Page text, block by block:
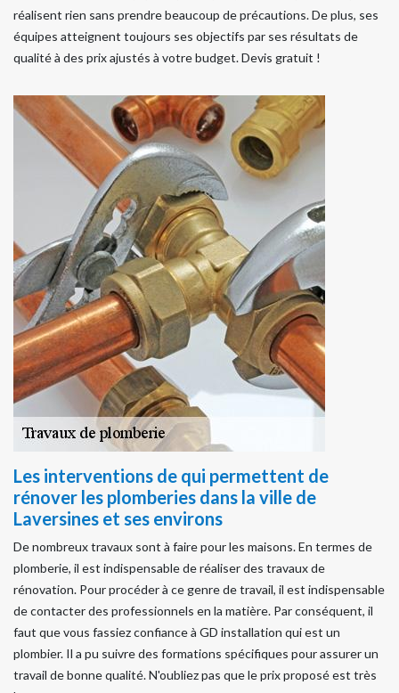
réalisent rien sans prendre beaucoup de précautions. De plus, ses
équipes atteignent toujours ses objectifs par ses résultats de
qualité à des prix ajustés à votre budget. Devis gratuit !
Les interventions de qui permettent de
rénover les plomberies dans la ville de
Laversines et ses environs
De nombreux travaux sont à faire pour les maisons. En termes de
plomberie, il est indispensable de réaliser des travaux de
rénovation. Pour procéder à ce genre de travail, il est indispensable
de contacter des professionnels en la matière. Par conséquent, il
faut que vous fassiez confiance à GD installation qui est un
plombier. Il a pu suivre des formations spécifiques pour assurer un
travail de bonne qualité. N'oubliez pas que le prix proposé est très